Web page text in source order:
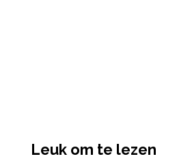
Leuk om te lezen